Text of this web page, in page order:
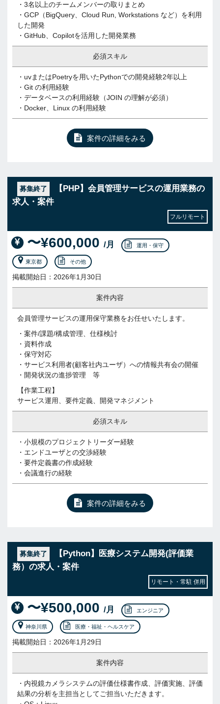
・3名以上のチームメンバーの取りまとめ
・GCP（BigQuery、Cloud Run, Workstations など）を利用
した開発
・GitHub、Copilotを活用した開発業務
必須スキル
・uvまたはPoetryを用いたPythonでの開発経験2年以上
・Git の利用経験
・データベースの利用経験（JOIN の理解が必須）
・Docker、Linux の利用経験
案件の詳細をみる
募集終了
【PHP】会員管理サービスの運用業務の
求人・案件
フルリモート
〜¥600,000 /月 運用・保守
東京都 その他
掲載開始日：2026年1月30日
案件内容
会員管理サービスの運用保守業務をお任せいたします。
・案件/課題/構成管理、仕様検討
・資料作成
・保守対応
・サービス利用者(顧客社内ユーザ）への情報共有会の開催
・開発状況の進捗管理 等
【作業工程】
サービス運用、要件定義、開発マネジメント
必須スキル
・小規模のプロジェクトリーダー経験
・エンドユーザとの交渉経験
・要件定義書の作成経験
・会議進行の経験
案件の詳細をみる
募集終了
【Python】医療システム開発(評価業
務）の求人・案件
リモート・常駐 併用
〜¥500,000 /月 エンジニア
神奈川県 医療・福祉・ヘルスケア
掲載開始日：2026年1月29日
案件内容
・内視鏡カメラシステムの評価仕様書作成、評価実施、評価
結果の分析を主担当としてご担当いただきます。